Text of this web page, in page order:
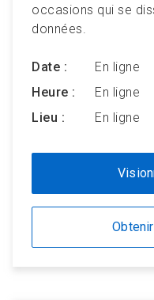
occasions qui se
données.
Date :
En ligne
Heure :
En ligne
Lieu :
En ligne